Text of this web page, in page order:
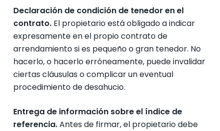
Declaración de condición de tenedor en el
contrato.El propietario está obligado a indicar
expresamente en el propio contrato de
arrendamiento si es pequeño o gran tenedor. No
hacerlo, o hacerlo erróneamente, puede invalidar
ciertas cláusulas o complicar un eventual
procedimiento de desahucio.
Entrega de información sobre el índice de
referencia.Antes de firmar, el propietario debe